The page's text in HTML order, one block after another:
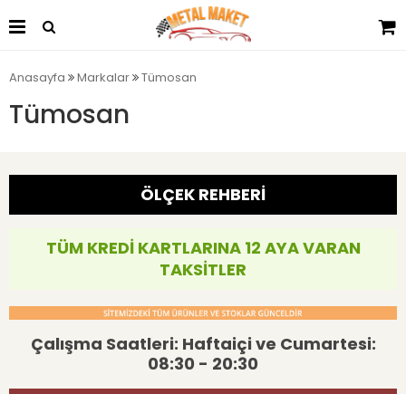
Anasayfa Markalar Tümosan
Tümosan
ÖLÇEK REHBERİ
TÜM KREDİ KARTLARINA 12 AYA VARAN
TAKSİTLER
Çalışma Saatleri: Haftaiçi ve Cumartesi:
08:30 - 20:30